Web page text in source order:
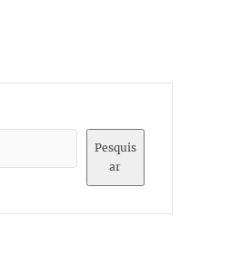
Pesquis
ar